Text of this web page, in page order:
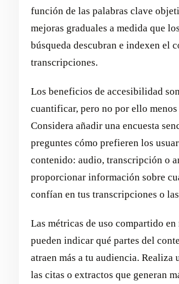
función de las palabras clave
mejoras graduales a medida que
búsqueda descubran e indexen el
transcripciones.
Los beneficios de accesibilidad
cuantificar, pero no por ello
Considera añadir una encuesta
preguntes cómo prefieren los
contenido: audio, transcripción o
proporcionar información sobre
confían en tus transcripciones o
Las métricas de uso compartido en
pueden indicar qué partes del
atraen más a tu audiencia. Realiza
las citas o extractos que generan